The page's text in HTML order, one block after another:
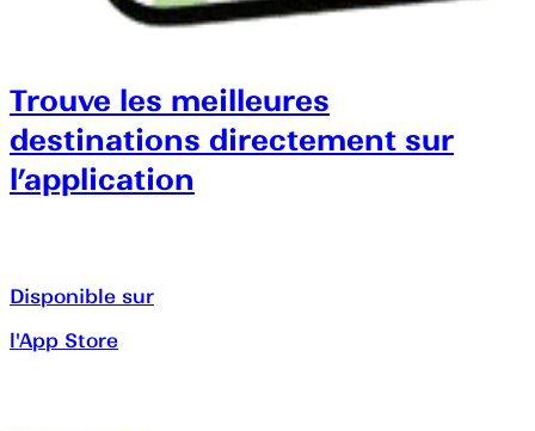
Trouve les meilleures
destinations directement sur
l’application
Disponible sur
l'App Store